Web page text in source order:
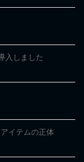
入しました
イテムの正体